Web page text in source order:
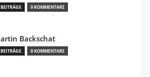
0 KOMMENTARE
Backschat
0 KOMMENTARE